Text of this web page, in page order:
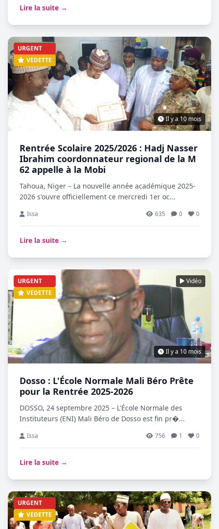
Lire la suite →
URGENT
VEDETTE
Il y a 10 mois
Rentrée Scolaire 2025/2026 : Hadj Nasser
Ibrahim coordonnateur regional de la M
62 appelle à la Mobi
Tahoua, Niger – La nouvelle année académique 2025-
2026 s'ouvre officiellement ce mercredi 1er oc...
Issa 635 0 0
Lire la suite →
URGENT
VEDETTE
Vidéo
Il y a 10 mois
Dosso : L'École Normale Mali Béro Prête
pour la Rentrée 2025-2026
DOSSO, 24 septembre 2025 – L'École Normale des
Instituteurs (ENI) Mali Béro de Dosso est fin pr�...
Issa 756 1 0
Lire la suite →
URGENT
VEDETTE